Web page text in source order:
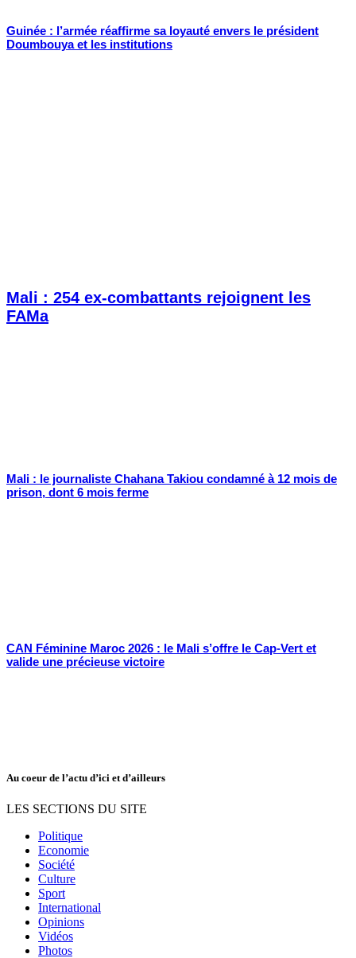
Guinée : l’armée réaffirme sa loyauté envers le président
Doumbouya et les institutions
Mali : 254 ex-combattants rejoignent les
FAMa
Mali : le journaliste Chahana Takiou condamné à 12 mois de
prison, dont 6 mois ferme
CAN Féminine Maroc 2026 : le Mali s’offre le Cap-Vert et
valide une précieuse victoire
Au coeur de l’actu d’ici et d’ailleurs
LES SECTIONS DU SITE
Politique
Economie
Société
Culture
Sport
International
Opinions
Vidéos
Photos